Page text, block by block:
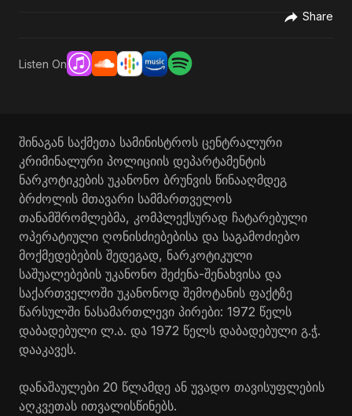
Share
Listen On
შინაგან საქმეთა სამინისტროს ცენტრალური
კრიმინალური პოლიციის დეპარტამენტის
ნარკოტიკების უკანონო ბრუნვის წინააღმდეგ
ბრძოლის მთავარი სამმართველოს
თანამშრომლებმა, კომპლექსურად ჩატარებული
ოპერატიული ღონისძიებებისა და საგამოძიებო
მოქმედებების შედეგად, ნარკოტიკული
საშუალებების უკანონო შეძენა-შენახვისა და
საქართველოში უკანონოდ შემოტანის ფაქტზე
წარსულში ნასამართლევი პირები: 1972 წელს
დაბადებული ლ.ა. და 1972 წელს დაბადებული გ.ჭ.
დააკავეს.
დანაშაულები 20 წლამდე ან უვადო თავისუფლების
აღკვეთას ითვალისწინებს.